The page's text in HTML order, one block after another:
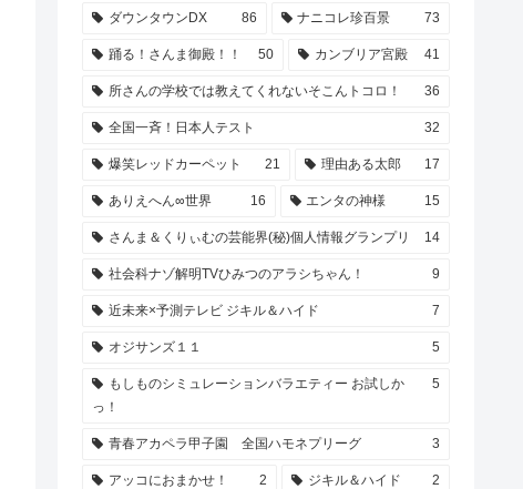
ダウンタウンDX 86 ナニコレ珍百景 73
踊る！さんま御殿！！ 50 カンブリア宮殿 41
所さんの学校では教えてくれないそこんトコロ！ 36
全国一斉！日本人テスト 32
爆笑レッドカーペット 21 理由ある太郎 17
ありえへん∞世界 16 エンタの神様 15
さんま＆くりぃむの芸能界(秘)個人情報グランプリ 14
社会科ナゾ解明TVひみつのアラシちゃん！ 9
近未来×予測テレビ ジキル＆ハイド 7
オジサンズ１１ 5
もしものシミュレーションバラエティー お試しか
っ！
5
青春アカペラ甲子園 全国ハモネプリーグ 3
アッコにおまかせ！ 2 ジキル＆ハイド 2